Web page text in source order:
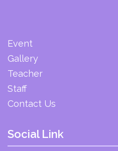
Event
Gallery
Teacher
Staff
Contact Us
Social Link